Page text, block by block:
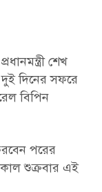
শেখ
দিনের সফরে
বিপিন
পরের
শুক্রবার এই